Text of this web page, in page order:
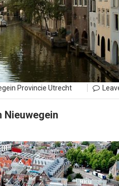
Provincie Utrecht
Nieuwegein